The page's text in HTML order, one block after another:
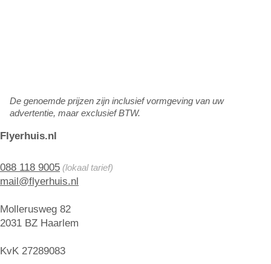
Flyerhuis.nl
088 118 9005 (lokaal tarief)
mail@flyerhuis.nl
Mollerusweg 82
2031 BZ Haarlem
KvK 27289083
De genoemde prijzen zijn inclusief vormgeving van uw
advertentie, maar exclusief BTW.